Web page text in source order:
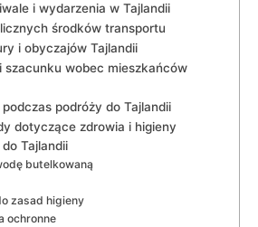
⁢i ‍wydarzenia⁢ w Tajlandii
środków transportu
i obyczajów Tajlandii
wobec mieszkańców
podróży do Tajlandii
‍dotyczące zdrowia ⁣i⁣ higieny
Tajlandii
butelkowaną
zasad ‌higieny
ochronne